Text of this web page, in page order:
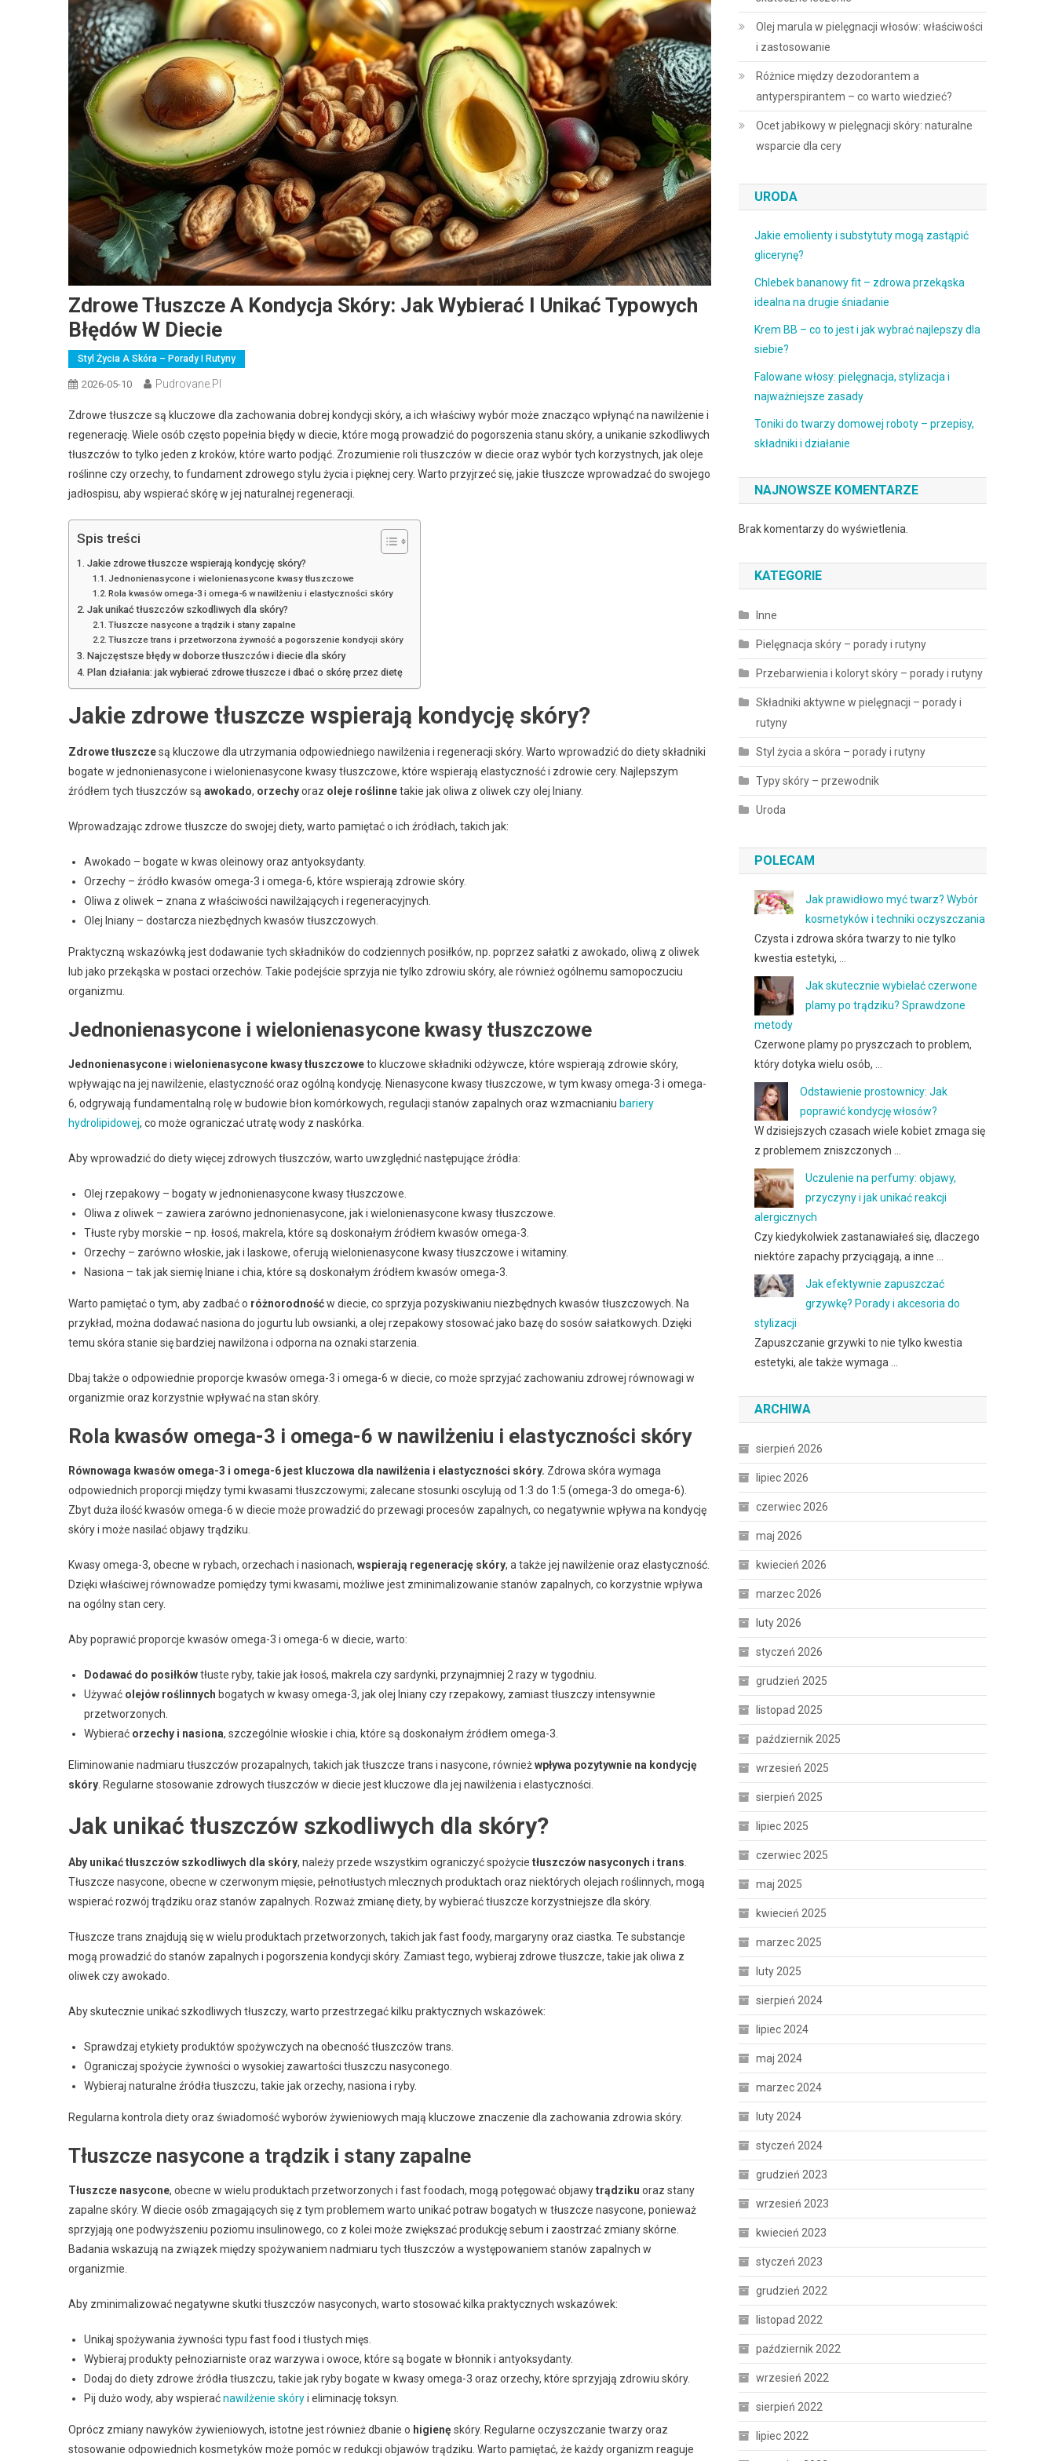
Zdrowe Tłuszcze A Kondycja Skóry: Jak Wybierać I Unikać Typowych
Błędów W Diecie
Styl Życia A Skóra – Porady I Rutyny
2026-05-10 Pudrovane.pl
Zdrowe tłuszcze są kluczowe dla zachowania dobrej kondycji skóry, a ich właściwy wybór może znacząco wpłynąć na nawilżenie i
regenerację. Wiele osób często popełnia błędy w diecie, które mogą prowadzić do pogorszenia stanu skóry, a unikanie szkodliwych
tłuszczów to tylko jeden z kroków, które warto podjąć. Zrozumienie roli tłuszczów w diecie oraz wybór tych korzystnych, jak oleje
roślinne czy orzechy, to fundament zdrowego stylu życia i pięknej cery. Warto przyjrzeć się, jakie tłuszcze wprowadzać do swojego
jadłospisu, aby wspierać skórę w jej naturalnej regeneracji.
Spis treści
Jakie zdrowe tłuszcze wspierają kondycję skóry?
Jednonienasycone i wielonienasycone kwasy tłuszczowe
Rola kwasów omega-3 i omega-6 w nawilżeniu i elastyczności skóry
Jak unikać tłuszczów szkodliwych dla skóry?
Tłuszcze nasycone a trądzik i stany zapalne
Tłuszcze trans i przetworzona żywność a pogorszenie kondycji skóry
Najczęstsze błędy w doborze tłuszczów i diecie dla skóry
Plan działania: jak wybierać zdrowe tłuszcze i dbać o skórę przez dietę
Jakie zdrowe tłuszcze wspierają kondycję skóry?
Zdrowe tłuszczesą kluczowe dla utrzymania odpowiedniego nawilżenia i regeneracji skóry. Warto wprowadzić do diety składniki
bogate w jednonienasycone i wielonienasycone kwasy tłuszczowe, które wspierają elastyczność i zdrowie cery. Najlepszym
źródłem tych tłuszczów są awokado, orzechyoraz oleje roślinnetakie jak oliwa z oliwek czy olej lniany.
Wprowadzając zdrowe tłuszcze do swojej diety, warto pamiętać o ich źródłach, takich jak:
Awokado – bogate w kwas oleinowy oraz antyoksydanty.
Orzechy – źródło kwasów omega-3 i omega-6, które wspierają zdrowie skóry.
Oliwa z oliwek – znana z właściwości nawilżających i regeneracyjnych.
Olej lniany – dostarcza niezbędnych kwasów tłuszczowych.
Praktyczną wskazówką jest dodawanie tych składników do codziennych posiłków, np. poprzez sałatki z awokado, oliwą z oliwek
lub jako przekąska w postaci orzechów. Takie podejście sprzyja nie tylko zdrowiu skóry, ale również ogólnemu samopoczuciu
organizmu.
Jednonienasycone i wielonienasycone kwasy tłuszczowe
Jednonienasyconei wielonienasycone kwasy tłuszczoweto kluczowe składniki odżywcze, które wspierają zdrowie skóry,
wpływając na jej nawilżenie, elastyczność oraz ogólną kondycję. Nienasycone kwasy tłuszczowe, w tym kwasy omega-3 i omega-
6, odgrywają fundamentalną rolę w budowie błon komórkowych, regulacji stanów zapalnych oraz wzmacnianiu bariery
hydrolipidowej, co może ograniczać utratę wody z naskórka.
Aby wprowadzić do diety więcej zdrowych tłuszczów, warto uwzględnić następujące źródła:
Olej rzepakowy – bogaty w jednonienasycone kwasy tłuszczowe.
Oliwa z oliwek – zawiera zarówno jednonienasycone, jak i wielonienasycone kwasy tłuszczowe.
Tłuste ryby morskie – np. łosoś, makrela, które są doskonałym źródłem kwasów omega-3.
Orzechy – zarówno włoskie, jak i laskowe, oferują wielonienasycone kwasy tłuszczowe i witaminy.
Nasiona – tak jak siemię lniane i chia, które są doskonałym źródłem kwasów omega-3.
Warto pamiętać o tym, aby zadbać o różnorodnośćw diecie, co sprzyja pozyskiwaniu niezbędnych kwasów tłuszczowych. Na
przykład, można dodawać nasiona do jogurtu lub owsianki, a olej rzepakowy stosować jako bazę do sosów sałatkowych. Dzięki
temu skóra stanie się bardziej nawilżona i odporna na oznaki starzenia.
Dbaj także o odpowiednie proporcje kwasów omega-3 i omega-6 w diecie, co może sprzyjać zachowaniu zdrowej równowagi w
organizmie oraz korzystnie wpływać na stan skóry.
Rola kwasów omega-3 i omega-6 w nawilżeniu i elastyczności skóry
Równowaga kwasów omega-3 i omega-6 jest kluczowa dla nawilżenia i elastyczności skóry. Zdrowa skóra wymaga
odpowiednich proporcji między tymi kwasami tłuszczowymi; zalecane stosunki oscylują od 1:3 do 1:5 (omega-3 do omega-6).
Zbyt duża ilość kwasów omega-6 w diecie może prowadzić do przewagi procesów zapalnych, co negatywnie wpływa na kondycję
skóry i może nasilać objawy trądziku.
Kwasy omega-3, obecne w rybach, orzechach i nasionach, wspierają regenerację skóry, a także jej nawilżenie oraz elastyczność.
Dzięki właściwej równowadze pomiędzy tymi kwasami, możliwe jest zminimalizowanie stanów zapalnych, co korzystnie wpływa
na ogólny stan cery.
Aby poprawić proporcje kwasów omega-3 i omega-6 w diecie, warto:
Dodawać do posiłkówtłuste ryby, takie jak łosoś, makrela czy sardynki, przynajmniej 2 razy w tygodniu.
Używać olejów roślinnych bogatych w kwasy omega-3, jak olej lniany czy rzepakowy, zamiast tłuszczy intensywnie
przetworzonych.
Wybierać orzechy i nasiona, szczególnie włoskie i chia, które są doskonałym źródłem omega-3.
Eliminowanie nadmiaru tłuszczów prozapalnych, takich jak tłuszcze trans i nasycone, równieżwpływa pozytywnie na kondycję
skóry. Regularne stosowanie zdrowych tłuszczów w diecie jest kluczowe dla jej nawilżenia i elastyczności.
Jak unikać tłuszczów szkodliwych dla skóry?
Aby unikać tłuszczów szkodliwych dla skóry, należy przede wszystkim ograniczyć spożycie tłuszczów nasyconych i trans.
Tłuszcze nasycone, obecne w czerwonym mięsie, pełnotłustych mlecznych produktach oraz niektórych olejach roślinnych, mogą
wspierać rozwój trądziku oraz stanów zapalnych. Rozważ zmianę diety, by wybierać tłuszcze korzystniejsze dla skóry.
Tłuszcze trans znajdują się w wielu produktach przetworzonych, takich jak fast foody, margaryny oraz ciastka. Te substancje
mogą prowadzić do stanów zapalnych i pogorszenia kondycji skóry. Zamiast tego, wybieraj zdrowe tłuszcze, takie jak oliwa z
oliwek czy awokado.
Aby skutecznie unikać szkodliwych tłuszczy, warto przestrzegać kilku praktycznych wskazówek:
Sprawdzaj etykiety produktów spożywczych na obecność tłuszczów trans.
Ograniczaj spożycie żywności o wysokiej zawartości tłuszczu nasyconego.
Wybieraj naturalne źródła tłuszczu, takie jak orzechy, nasiona i ryby.
Regularna kontrola diety oraz świadomość wyborów żywieniowych mają kluczowe znaczenie dla zachowania zdrowia skóry.
Tłuszcze nasycone a trądzik i stany zapalne
Tłuszcze nasycone, obecne w wielu produktach przetworzonych i fast foodach, mogą potęgować objawytrądziku oraz stany
zapalne skóry. W diecie osób zmagających się z tym problemem warto unikać potraw bogatych w tłuszcze nasycone, ponieważ
sprzyjają one podwyższeniu poziomu insulinowego, co z kolei może zwiększać produkcję sebum i zaostrzać zmiany skórne.
Badania wskazują na związek między spożywaniem nadmiaru tych tłuszczów a występowaniem stanów zapalnych w
organizmie.
Aby zminimalizować negatywne skutki tłuszczów nasyconych, warto stosować kilka praktycznych wskazówek:
Unikaj spożywania żywności typu fast food i tłustych mięs.
Wybieraj produkty pełnoziarniste oraz warzywa i owoce, które są bogate w błonnik i antyoksydanty.
Dodaj do diety zdrowe źródła tłuszczu, takie jak ryby bogate w kwasy omega-3 oraz orzechy, które sprzyjają zdrowiu skóry.
Pij dużo wody, aby wspieraćnawilżenie skóryi eliminację toksyn.
Oprócz zmiany nawyków żywieniowych, istotne jest również dbanie o higienęskóry. Regularne oczyszczanie twarzy oraz
stosowanie odpowiednich kosmetyków może pomóc w redukcji objawów trądziku. Warto pamiętać, że każdy organizm reaguje
Olej marula w pielęgnacji włosów: właściwości
i zastosowanie
Różnice między dezodorantem a
antyperspirantem – co warto wiedzieć?
Ocet jabłkowy w pielęgnacji skóry: naturalne
wsparcie dla cery
URODA
Jakie emolienty i substytuty mogą zastąpić
glicerynę?
Chlebek bananowy fit – zdrowa przekąska
idealna na drugie śniadanie
Krem BB – co to jest i jak wybrać najlepszy dla
siebie?
Falowane włosy: pielęgnacja, stylizacja i
najważniejsze zasady
Toniki do twarzy domowej roboty – przepisy,
składniki i działanie
NAJNOWSZE KOMENTARZE
Brak komentarzy do wyświetlenia.
KATEGORIE
Inne
Pielęgnacja skóry – porady i rutyny
Przebarwienia i koloryt skóry – porady i rutyny
Składniki aktywne w pielęgnacji – porady i
rutyny
Styl życia a skóra – porady i rutyny
Typy skóry – przewodnik
Uroda
POLECAM
Jak prawidłowo myć twarz? Wybór
kosmetyków i techniki oczyszczania
Czysta i zdrowa skóra twarzy to nie tylko
kwestia estetyki, …
Jak skutecznie wybielać czerwone
plamy po trądziku? Sprawdzone
metody
Czerwone plamy po pryszczach to problem,
który dotyka wielu osób, …
Odstawienie prostownicy: Jak
poprawić kondycję włosów?
W dzisiejszych czasach wiele kobiet zmaga się
z problemem zniszczonych …
Uczulenie na perfumy: objawy,
przyczyny i jak unikać reakcji
alergicznych
Czy kiedykolwiek zastanawiałeś się, dlaczego
niektóre zapachy przyciągają, a inne …
Jak efektywnie zapuszczać
grzywkę? Porady i akcesoria do
stylizacji
Zapuszczanie grzywki to nie tylko kwestia
estetyki, ale także wymaga …
ARCHIWA
sierpień 2026
lipiec 2026
czerwiec 2026
maj 2026
kwiecień 2026
marzec 2026
luty 2026
styczeń 2026
grudzień 2025
listopad 2025
październik 2025
wrzesień 2025
sierpień 2025
lipiec 2025
czerwiec 2025
maj 2025
kwiecień 2025
marzec 2025
luty 2025
sierpień 2024
lipiec 2024
maj 2024
marzec 2024
luty 2024
styczeń 2024
grudzień 2023
wrzesień 2023
kwiecień 2023
styczeń 2023
grudzień 2022
listopad 2022
październik 2022
wrzesień 2022
sierpień 2022
lipiec 2022